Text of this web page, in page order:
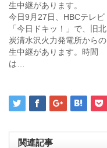
生中継があります。
今日9月27日、HBCテレビ
「今日ドキッ！」で、旧北
炭清水沢火力発電所からの
生中継があります。時間
は…
関連記事